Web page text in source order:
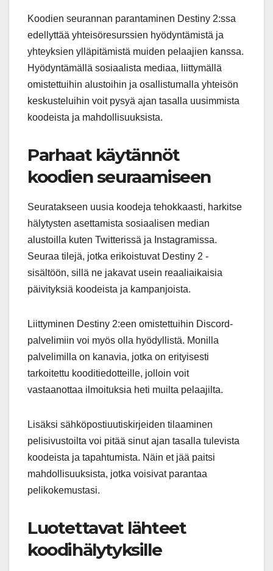
Koodien seurannan parantaminen Destiny 2:ssa
edellyttää yhteisöresurssien hyödyntämistä ja
yhteyksien ylläpitämistä muiden pelaajien kanssa.
Hyödyntämällä sosiaalista mediaa, liittymällä
omistettuihin alustoihin ja osallistumalla yhteisön
keskusteluihin voit pysyä ajan tasalla uusimmista
koodeista ja mahdollisuuksista.
Parhaat käytännöt
koodien seuraamiseen
Seuratakseen uusia koodeja tehokkaasti, harkitse
hälytysten asettamista sosiaalisen median
alustoilla kuten Twitterissä ja Instagramissa.
Seuraa tilejä, jotka erikoistuvat Destiny 2 -
sisältöön, sillä ne jakavat usein reaaliaikaisia
päivityksiä koodeista ja kampanjoista.
Liittyminen Destiny 2:een omistettuihin Discord-
palvelimiin voi myös olla hyödyllistä. Monilla
palvelimilla on kanavia, jotka on erityisesti
tarkoitettu kooditiedotteille, jolloin voit
vastaanottaa ilmoituksia heti muilta pelaajilta.
Lisäksi sähköpostiuutiskirjeiden tilaaminen
pelisivustoilta voi pitää sinut ajan tasalla tulevista
koodeista ja tapahtumista. Näin et jää paitsi
mahdollisuuksista, jotka voisivat parantaa
pelikokemustasi.
Luotettavat lähteet
koodihälytyksille